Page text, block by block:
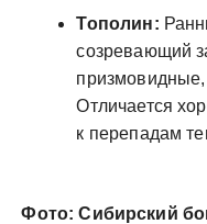
Тополин:
созревающий
Отличается
к перепадам
Фото: Сибирский